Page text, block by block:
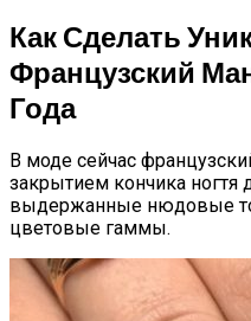
Как Сделать
Французский
Года
В моде сейчас
закрытием кончика
выдержанные нюдовые
цветовые гаммы.